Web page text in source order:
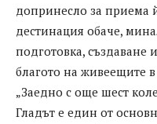
допринесло за приема
дестинация обаче,
подготовка, създаване
благото на живеещите
„Заедно с още шест
Гладът е един от